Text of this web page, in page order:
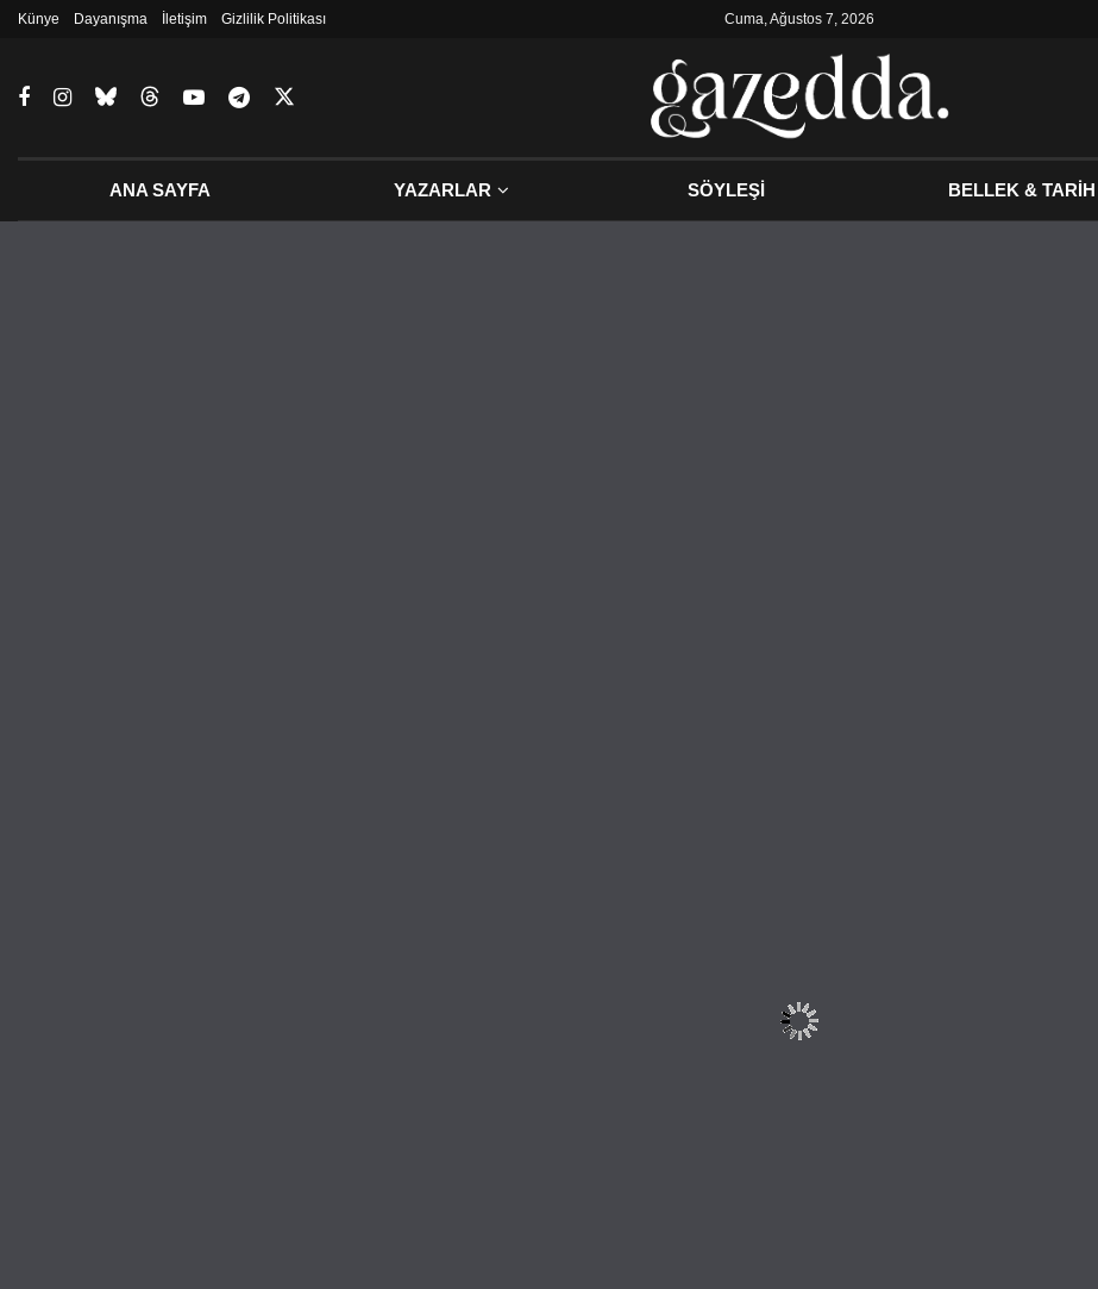
Künye Dayanışma İletişim Gizlilik Politikası Cuma, Ağustos 7, 2026
ANA SAYFA YAZARLAR SÖYLEŞİ BELLEK & TARİH